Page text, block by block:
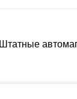
Штатные